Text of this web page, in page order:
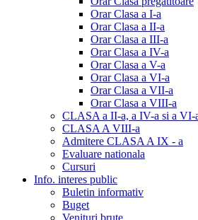
Orar Clasa a I-a
Orar Clasa a II-a
Orar Clasa a III-a
Orar Clasa a IV-a
Orar Clasa a V-a
Orar Clasa a VI-a
Orar Clasa a VII-a
Orar Clasa a VIII-a
CLASA a II-a, a IV-a si a VI-
CLASA A VIII-a
Admitere CLASA A IX - a
Evaluare nationala
Cursuri
Info. interes public
Buletin informativ
Buget
Venituri brute